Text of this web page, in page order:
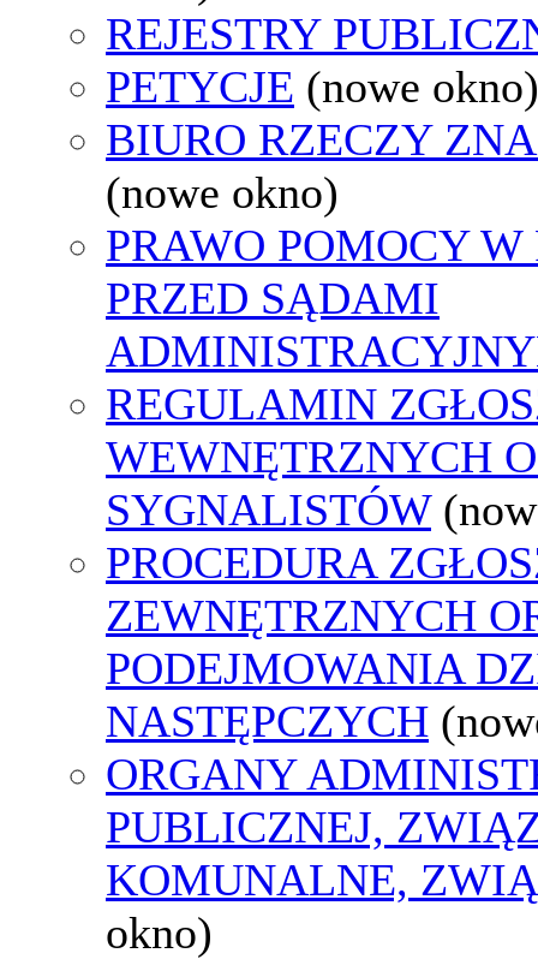
REJESTRY
PETYCJE (nowe okno)
BIURO RZECZY
(nowe okno)
PRAWO POMOCY
PRZED SĄDAMI
REGULAMIN
WEWNĘTRZNYCH
SYGNALISTÓW
PROCEDURA
ZEWNĘTRZNYCH
PODEJMOWANIA
NASTĘPCZYCH
ORGANY
PUBLICZNEJ,
KOMUNALNE,
okno)